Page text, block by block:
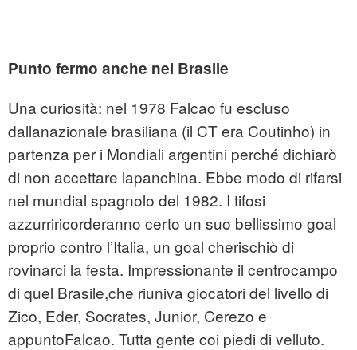
Punto fermo anche nel Brasile
Una curiosità: nel 1978 Falcao fu escluso
dallanazionale brasiliana (il CT era Coutinho) in
partenza per i Mondiali argentini perché dichiarò
di non accettare lapanchina. Ebbe modo di rifarsi
nel mundial spagnolo del 1982. I tifosi
azzurriricorderanno certo un suo bellissimo goal
proprio contro l’Italia, un goal cherischiò di
rovinarci la festa. Impressionante il centrocampo
di quel Brasile,che riuniva giocatori del livello di
Zico, Eder, Socrates, Junior, Cerezo e
appuntoFalcao. Tutta gente coi piedi di velluto.